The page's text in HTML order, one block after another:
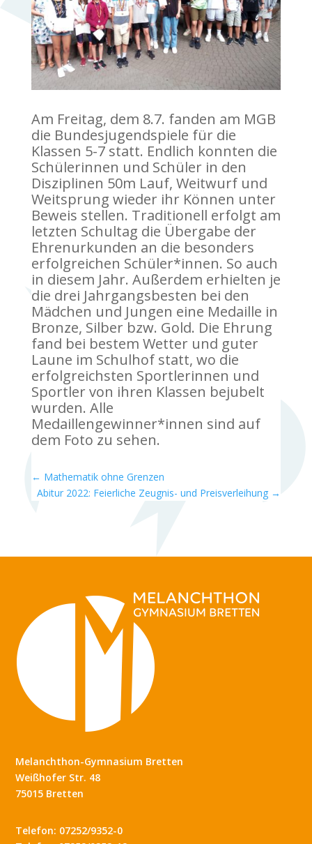
Am Freitag, dem 8.7. fanden am MGB
die Bundesjugendspiele für die
Klassen 5-7 statt. Endlich konnten die
Schülerinnen und Schüler in den
Disziplinen 50m Lauf, Weitwurf und
Weitsprung wieder ihr Können unter
Beweis stellen. Traditionell erfolgt am
letzten Schultag die Übergabe der
Ehrenurkunden an die besonders
erfolgreichen Schüler*innen. So auch
in diesem Jahr. Außerdem erhielten je
die drei Jahrgangsbesten bei den
Mädchen und Jungen eine Medaille in
Bronze, Silber bzw. Gold. Die Ehrung
fand bei bestem Wetter und guter
Laune im Schulhof statt, wo die
erfolgreichsten Sportlerinnen und
Sportler von ihren Klassen bejubelt
wurden. Alle
Medaillengewinner*innen sind auf
dem Foto zu sehen.
← Mathematik ohne Grenzen
Abitur 2022: Feierliche Zeugnis- und Preisverleihung →
Melanchthon-Gymnasium Bretten
Weißhofer Str. 48
75015 Bretten
Telefon: 07252/9352-0